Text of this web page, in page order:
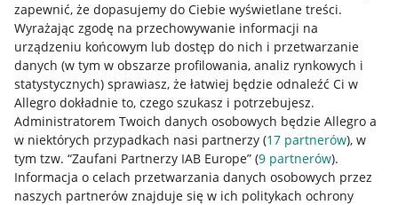
zapewnić, że dopasujemy do Ciebie wyświetlane treści.
Wyrażając zgodę na przechowywanie informacji na
urządzeniu końcowym lub dostęp do nich i przetwarzanie
danych (w tym w obszarze profilowania, analiz rynkowych i
statystycznych) sprawiasz, że łatwiej będzie odnaleźć Ci w
Allegro dokładnie to, czego szukasz i potrzebujesz.
Administratorem Twoich danych osobowych będzie Allegro a
w niektórych przypadkach nasi partnerzy (17 partnerów), w
tym tzw. “Zaufani Partnerzy IAB Europe” (9 partnerów).
Informacja o celach przetwarzania danych osobowych przez
naszych partnerów znajduje się w ich politykach ochrony
Przydatne informacje